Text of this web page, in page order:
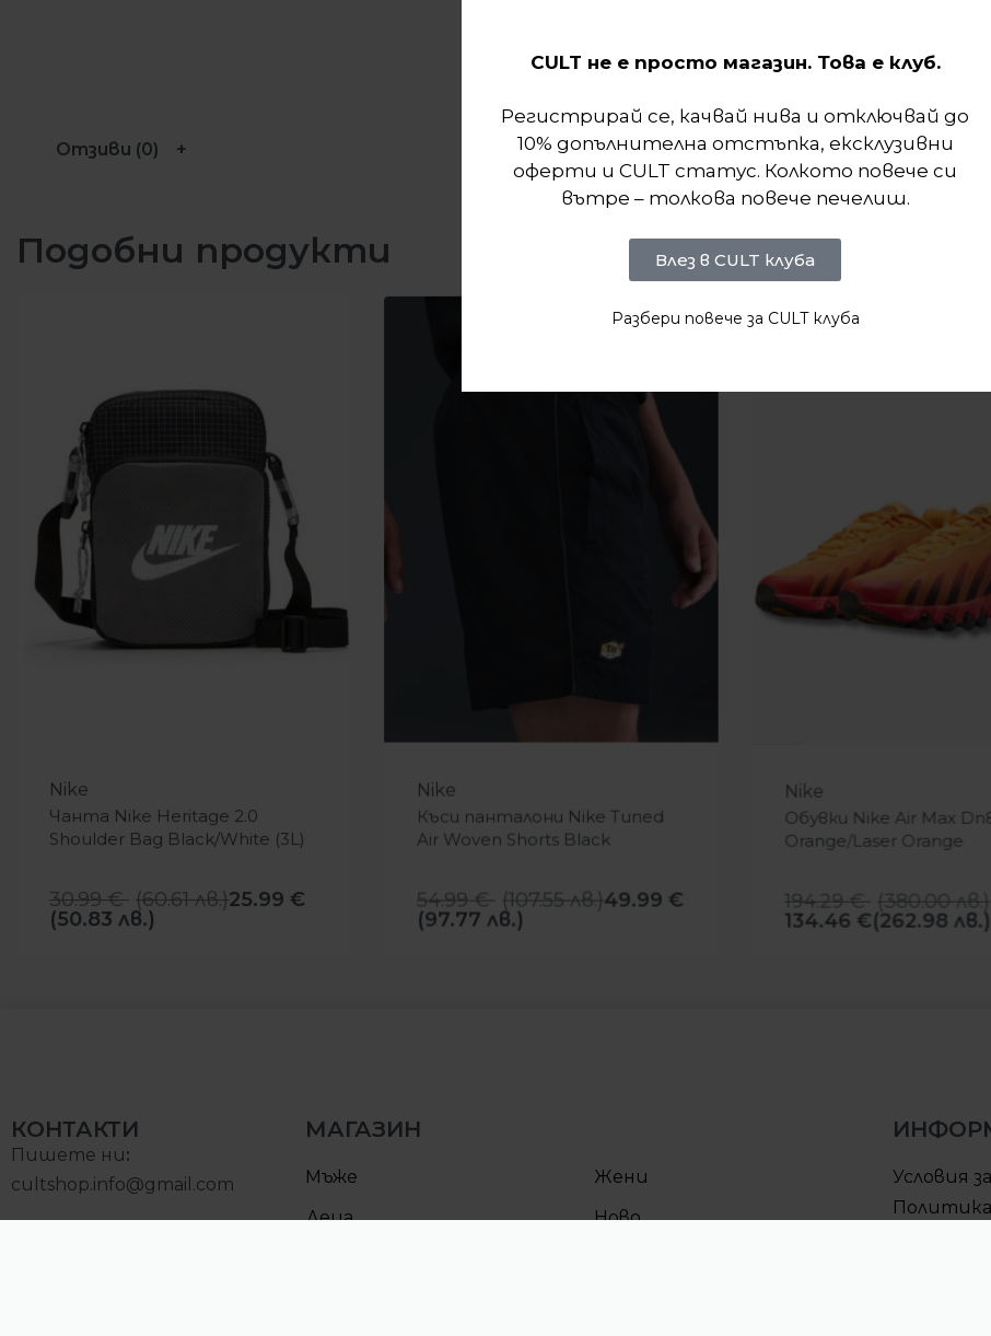
Отзиви (0)
Подобни продукти
Nike
Чанта Nike Heritage 2.0
Shoulder Bag Black/White (3L)
30.99€ (60.61лв.)25.99€
(50.83 лв.)
Nike
Къси панталони Nike Tuned
Air Woven Shorts Black
54.99 € (107.55 лв. )49.99 €
(97.77 лв.)
Nike
Обувки Nike Air Max
Orange/Laser Orange
194.29€ (380.00лв.)
134.46 €(262.98 лв.)
КОНТАКТИ
Пишете ни:
cultshop.info@gmail.com
МАГАЗИН
Мъже
Жени
Деца
Ново
Условия
Политика
CULT не е просто магазин. Това е клуб.
Регистрирай се, качвай нива и отключвай до
10% допълнителна отстъпка, ексклузивни
оферти и CULT статус. Колкото повече си
вътре – толкова повече печелиш.
Влез в CULT клуба
Разбери повече за CULT клуба